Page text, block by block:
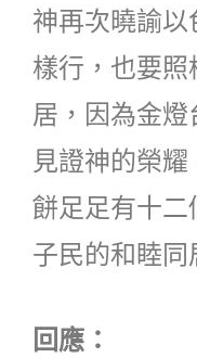
神再次曉諭
樣行，也要
居，因為金
見證神的榮
餅足足有十
子民的和睦同
回應：